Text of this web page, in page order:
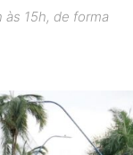
às 15h, de forma